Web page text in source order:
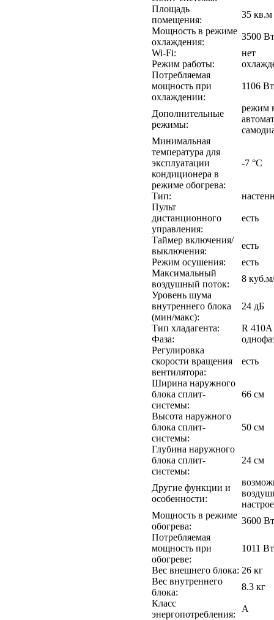
Площадь
помещения:
35 кв.м
Мощность в режиме
охлаждения:
3500 Вт
Wi-Fi:
нет
Режим работы:
Потребляемая
мощность при
охлаждении:
1106 Вт
Дополнительные
режимы:
режим
Минимальная
температура для
эксплуатации
кондиционера в
режиме обогрева:
-7 °С
Тип:
Пульт
дистанционного
управления:
есть
Таймер включения/
выключения:
есть
Режим осушения:
есть
Максимальный
воздушный поток:
8
Уровень шума
внутреннего блока
(мин/макс):
24 дБ
Тип хладагента:
R 410A
Фаза:
Регулировка
скорости вращения
вентилятора:
есть
Ширина наружного
блока сплит-
системы:
66 см
Высота наружного
блока сплит-
системы:
50 см
Глубина наружного
блока сплит-
системы:
24 см
Другие функции и
особенности:
Мощность в режиме
обогрева:
3600 Вт
Потребляемая
мощность при
обогреве:
1011 Вт
Вес внешнего блока: 26 кг
Вес внутреннего
блока:
8.3 кг
Класс
энергопотребления:
A